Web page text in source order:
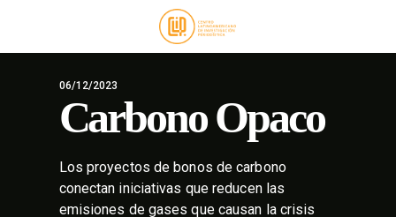
06/12/2023
Carbono Opaco
Los proyectos de bonos de carbono
conectan iniciativas que reducen las
emisiones de gases que causan la crisis